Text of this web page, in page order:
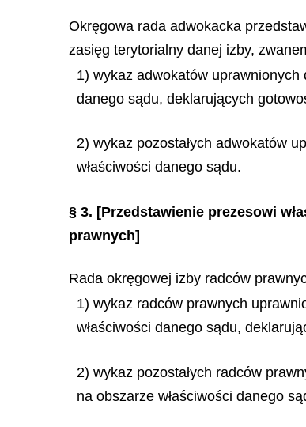
Okręgowa rada adwokacka
zasięg terytorialny danej izby,
1) wykaz adwokatów uprawnionych
danego sądu, deklarujących
2) wykaz pozostałych adwokatów
właściwości danego sądu.
§ 3. [Przedstawienie prezesowi
prawnych]
Rada okręgowej izby radców
1) wykaz radców prawnych
właściwości danego sądu,
2) wykaz pozostałych radców
na obszarze właściwości danego